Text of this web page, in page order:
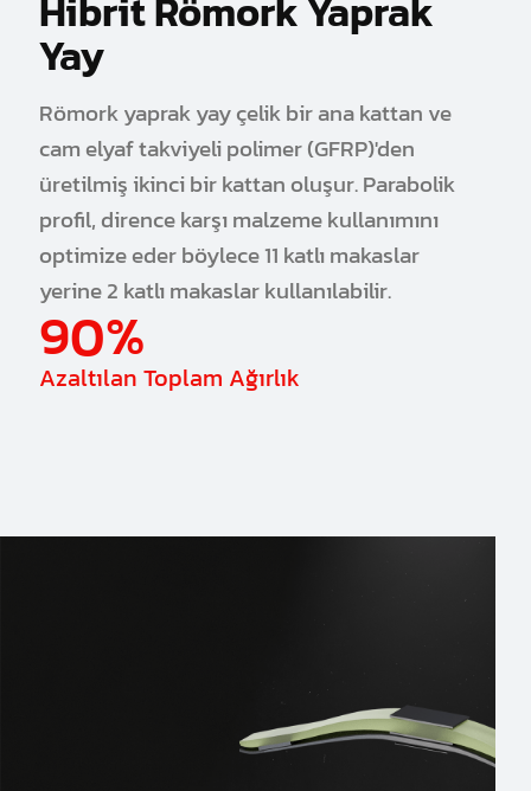
Yay
Römork yaprak yay çelik bir ana kattan ve
cam elyaf takviyeli polimer (GFRP)'den
üretilmiş ikinci bir kattan oluşur. Parabolik
profil, dirence karşı malzeme kullanımını
optimize eder böylece 11 katlı makaslar
yerine 2 katlı makaslar kullanılabilir.
90%
Azaltılan Toplam Ağırlık